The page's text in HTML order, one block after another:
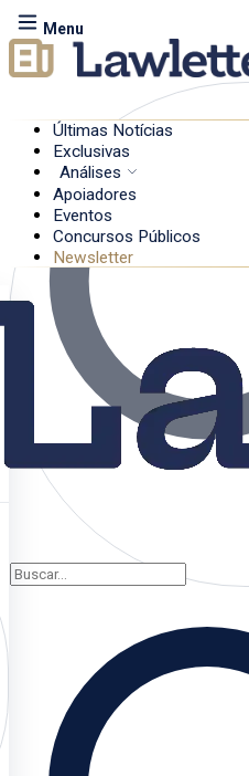
Menu
Últimas Notícias
Exclusivas
Análises
Apoiadores
Eventos
Concursos Públicos
Newsletter